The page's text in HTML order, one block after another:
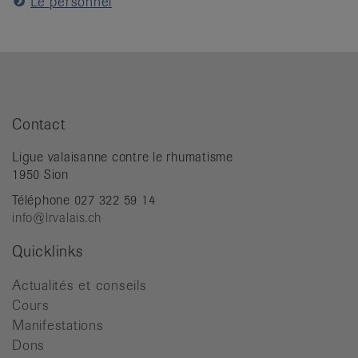
Contact
Ligue valaisanne contre le rhumatisme
1950 Sion
Téléphone 027 322 59 14
info@lrvalais.ch
Quicklinks
Actualités et conseils
Cours
Manifestations
Dons